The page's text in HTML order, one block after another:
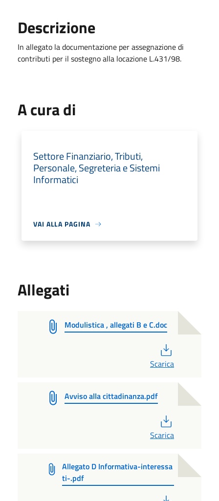
Descrizione
In allegato la documentazione per assegnazione di
contributi per il sostegno alla locazione L.431/98.
A cura di
Settore Finanziario, Tributi,
Personale, Segreteria e Sistemi
Informatici
VAI ALLA PAGINA
Allegati
Modulistica , allegati B e C.doc
Scarica
Avviso alla cittadinanza.pdf
Scarica
Allegato D Informativa-interessa
ti-.pdf